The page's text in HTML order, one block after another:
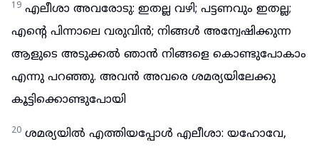
19 എലീശാ അവരോടു: ഇതല്ല വഴി; പട്ടണവും ഇതല്ല;
എന്റെ പിന്നാലെ വരുവിൻ; നിങ്ങൾ അന്വേഷിക്കുന്ന
ആളുടെ അടുക്കൽ ഞാൻ നിങ്ങളെ കൊണ്ടുപോകാം
എന്നു പറഞ്ഞു. അവൻ അവരെ ശമര്യയിലേക്കു
കൂട്ടിക്കൊണ്ടുപോയി
20 ശമര്യയിൽ എത്തിയപ്പോൾ എലീശാ: യഹോവേ,